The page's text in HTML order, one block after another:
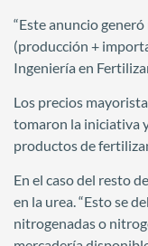
“Este anuncio
(producción +
Ingeniería en
Los precios
tomaron la iniciativa
productos de
En el caso del resto
en la urea. “Esto se
nitrogenadas o